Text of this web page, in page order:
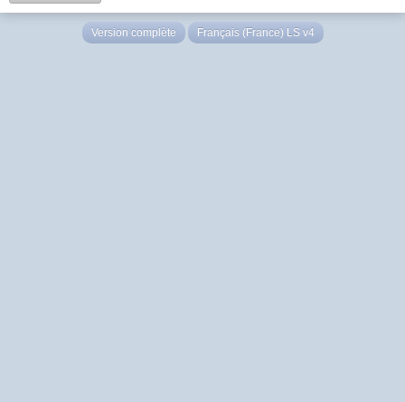
Version complète Français (France) LS v4